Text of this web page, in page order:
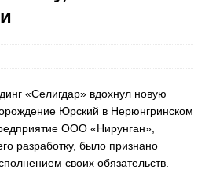
«Селигдар» вдохнул новую
Юрский в Нерюнгринском
ООО «Нирунган»,
разработку, было признано
своих обязательств.